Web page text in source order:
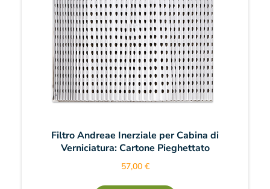
Filtro Andreae Inerziale per Cabina di
Verniciatura: Cartone Pieghettato
57,00 €